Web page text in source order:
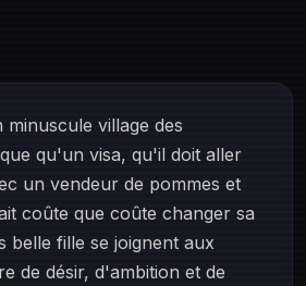
village des
qu'un visa, qu'il doit aller
un vendeur de pommes et
coûte que coûte changer sa
belle fille se joignent aux
de désir, d'ambition et de